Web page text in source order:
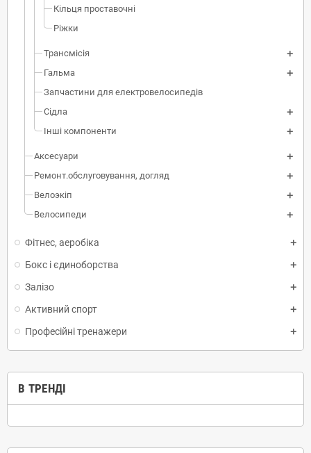
Кільця проставочні
Ріжки
Трансмісія
Гальма
Запчастини для електровелосипедів
Сідла
Інші компоненти
Аксесуари
Ремонт.обслуговування, догляд
Велоэкіп
Велосипеди
Фітнес, аеробіка
Бокс і єдиноборства
Залізо
Активний спорт
Професійні тренажери
В ТРЕНДІ